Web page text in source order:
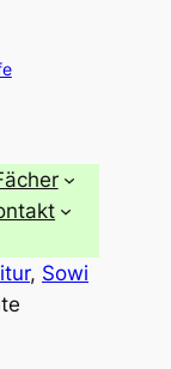
, Sowi